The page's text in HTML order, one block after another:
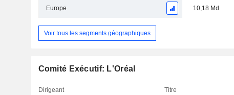
Europe 10,18 Md
Voir tous les segments géographiques
Comité Exécutif: L'Oréal
Dirigeant Titre